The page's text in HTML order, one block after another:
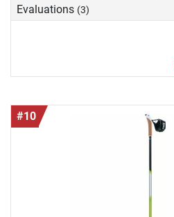
Evaluations (3)
#10